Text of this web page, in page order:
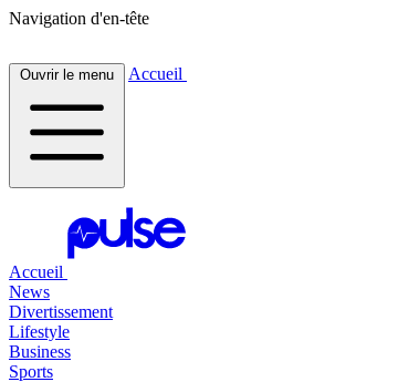
Navigation d'en-tête
Ouvrir le menu Accueil
Accueil
News
Divertissement
Lifestyle
Business
Sports